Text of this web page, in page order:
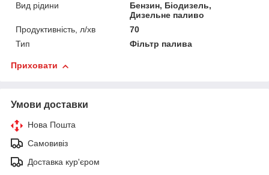
Вид рідини
Бензин, Біодизель,
Дизельне паливо
Продуктивність, л/хв
70
Тип
Фільтр палива
Приховати
Умови доставки
Нова Пошта
Самовивіз
Доставка кур'єром